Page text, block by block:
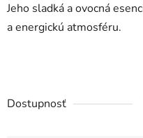
Jeho sladká a ovocná
a energickú atmosféru.
Dostupnosť